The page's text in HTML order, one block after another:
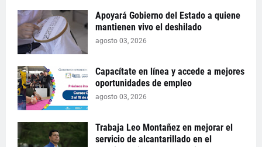
Apoyará Gobierno del Estado a quiene
mantienen vivo el deshilado
agosto 03, 2026
Capacítate en línea y accede a mejores
oportunidades de empleo
agosto 03, 2026
Trabaja Leo Montañez en mejorar el
servicio de alcantarillado en el